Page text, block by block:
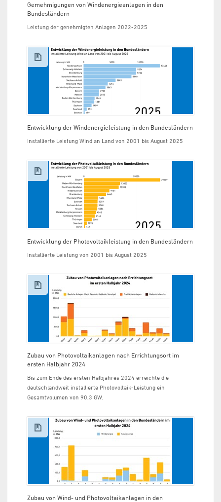
Gemehmigungen von Windenergieanlagen in den
Bundesländern
Leistung der genehmigten Anlagen 2022-2025
Entwicklung der Windenergieleistung in den Bundesländern
Installierte Leistung Wind an Land von 2001 bis August 2025
Entwicklung der Photovoltaikleistung in den Bundesländern
Installierte Leistung von 2001 bis August 2025
Zubau von Photovoltaikanlagen nach Errichtungsort im
ersten Halbjahr 2024
Bis zum Ende des ersten Halbjahres 2024 erreichte die
deutschlandweit installierte Photovoltaik-Leistung ein
Gesamtvolumen von 90,3 GW.
Zubau von Wind- und Photovoltaikanlagen in den